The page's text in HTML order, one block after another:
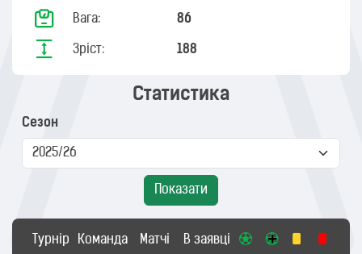
Вага: 86
Зріст: 188
Статистика
Сезон
Показати
Турнір Команда Матчі В заявці